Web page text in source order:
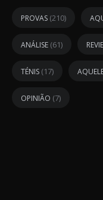
PROVAS (210)
ANÁLISE (61)
TÉNIS (17)
OPINIÃO (7)